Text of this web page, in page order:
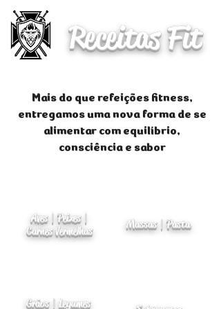
Receitas Fit
Mais do que refeições fitness,
entregamos uma nova forma de se
alimentar com equilíbrio,
consciência e sabor
Aves | Peixes |
Carnes Vermelhas
Massas | Pasta
Grãos | Legumes